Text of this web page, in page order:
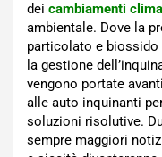
dei cambiamenti
ambientale. Dove la
particolato e biossido
la gestione
vengono portate
alle auto inquinanti
soluzioni risolutive.
sempre maggiori